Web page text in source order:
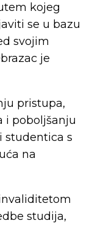
kojeg
se u bazu
svojim
je
pristupa,
i poboljšanju
studentica s
na
studija,